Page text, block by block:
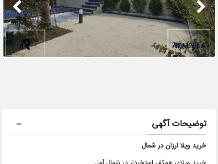
توضیحات آگهی
خرید ویلا ارزان در شمال